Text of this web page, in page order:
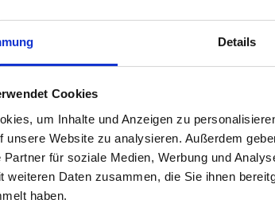
Details
Cookies
um Inhalte und Anzeigen zu
unsere Website zu analysieren. Außerdem
Partner für soziale Medien, Werbung und
weiteren Daten zusammen, die Sie ihnen
haben.
& Puzzlematten
Puzzlematten und Pakete mit
mit einem Tracking-Code mit Live-
beträgt 1 bis 2 Werktage.
außerhalb der Niederlande und